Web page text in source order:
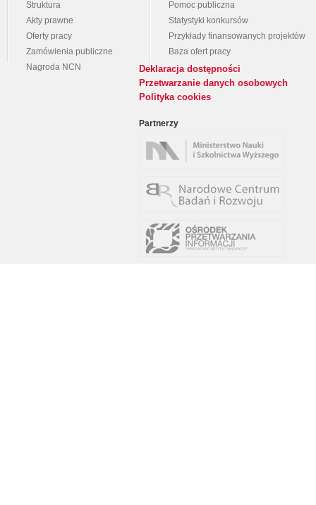
Struktura
Akty prawne
Oferty pracy
Zamówienia publiczne
Nagroda NCN
Pomoc publiczna
Statystyki konkursów
Przykłady finansowanych projektów
Baza ofert pracy
Deklaracja dostępności
Przetwarzanie danych osobowych
Polityka cookies
Partnerzy